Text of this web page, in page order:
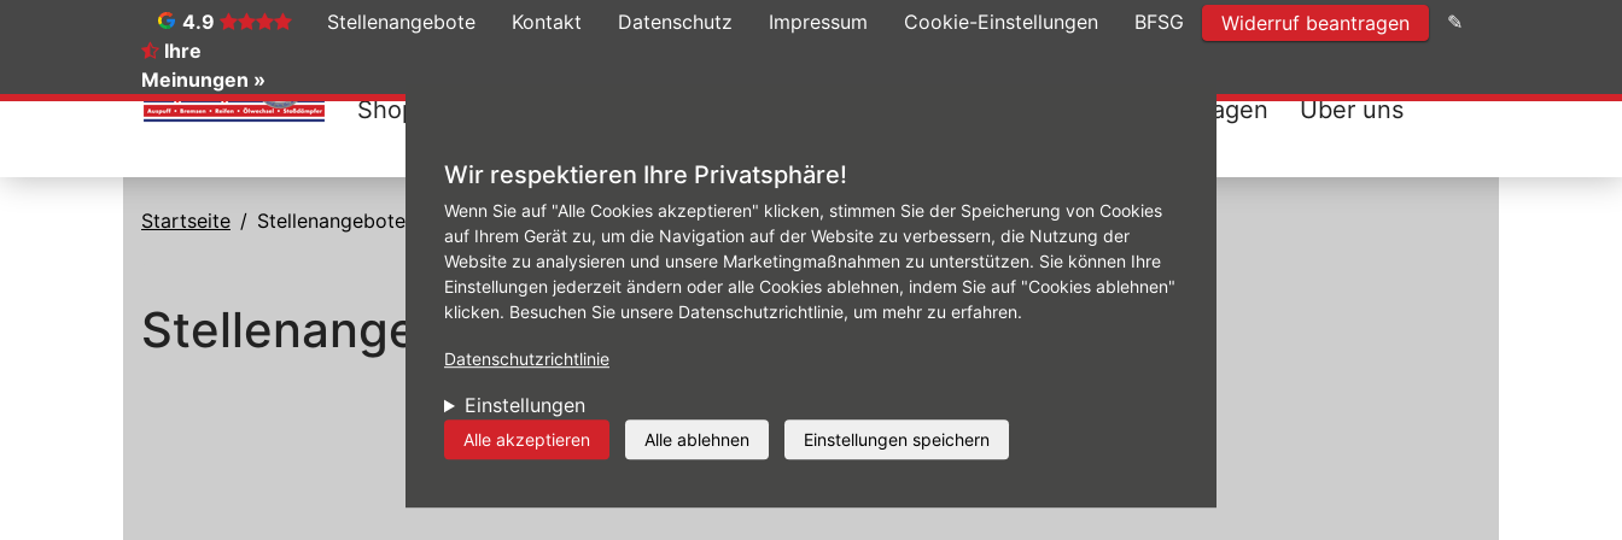
Wir respektieren Ihre Privatsphäre!
Wenn Sie auf "Alle Cookies akzeptieren" klicken, stimmen Sie der Speicherung von Cookies
auf Ihrem Gerät zu, um die Navigation auf der Website zu verbessern, die Nutzung der
Website zu analysieren und unsere Marketingmaßnahmen zu unterstützen. Sie können Ihre
Einstellungen jederzeit ändern oder alle Cookies ablehnen, indem Sie auf "Cookies ablehnen"
klicken. Besuchen Sie unsere Datenschutzrichtlinie, um mehr zu erfahren.
Datenschutzrichtlinie
Einstellungen
Alle akzeptieren Alle ablehnen Einstellungen speichern
Shop Firmenwagen Über uns
Stellenangebote Kontakt Datenschutz Impressum Cookie-Einstellungen BFSG Widerruf beantragen ✎
4.9
Ihre
Meinungen »
Startseite Stellenangebote
Stellenangebote